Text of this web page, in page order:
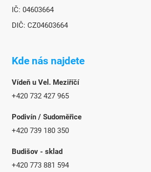
IČ: 04603664
DIČ: CZ04603664
Kde nás najdete
Vídeň u Vel. Meziříčí
+420 732 427 965
Podivín / Sudoměřice
+420 739 180 350
Budišov - sklad
+420 773 881 594